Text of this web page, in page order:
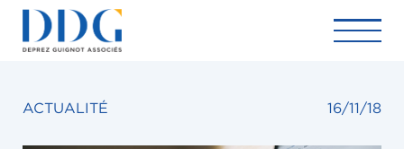
ACTUALITÉ 16/11/18